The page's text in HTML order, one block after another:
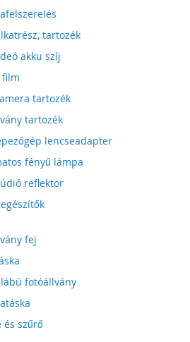
tartozék
akku szíj
film
tartozék
tartozék
lencseadapter
fényű lámpa
reflektor
fej
fotóállvány
és szűrő